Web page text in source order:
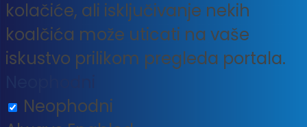
kolačiće, ali isključivanje nekih
koalčića može uticati na vaše
iskustvo prilikom pregleda portala.
Neophodni